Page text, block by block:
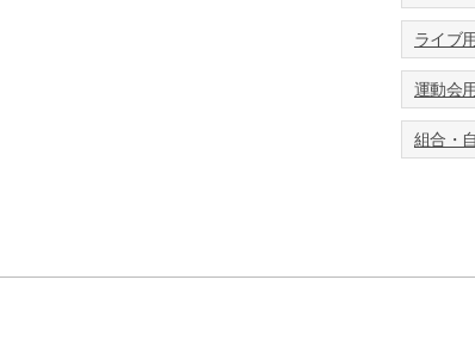
ライブ
運動会
組合・